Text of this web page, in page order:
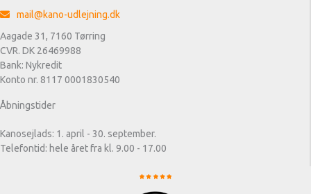
mail@kano-udlejning.dk
Aagade 31, 7160 Tørring
CVR. DK 26469988
Bank: Nykredit
Konto nr. 8117 0001830540
Åbningstider
Kanosejlads: 1. april - 30. september.
Telefontid: hele året fra kl. 9.00 - 17.00